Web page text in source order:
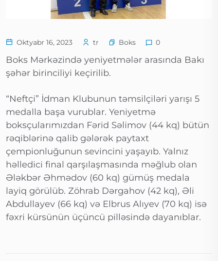
Oktyabr 16, 2023 tr Boks 0
Boks Mərkəzində yeniyetmələr arasında Bakı
şəhər birinciliyi keçirilib.
“Neftçi” İdman Klubunun təmsilçiləri yarışı 5
medalla başa vurublar. Yeniyetmə
boksçularımızdan Fərid Səlimov (44 kq) bütün
rəqiblərinə qalib gələrək paytaxt
çempionluğunun sevincini yaşayıb. Yalnız
həlledici final qarşılaşmasında məğlub olan
Ələkbər Əhmədov (60 kq) gümüş medala
layiq görülüb. Zöhrab Dərgahov (42 kq), Əli
Abdullayev (66 kq) və Elbrus Alıyev (70 kq) isə
fəxri kürsünün üçüncü pilləsində dayanıblar.